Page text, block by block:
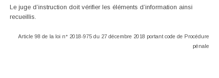
Le juge d’instruction doit vérifier les éléments d’information ainsi
recueillis.
Article 98 de la loi n° 2018-975 du 27 décembre 2018 portant code de Procédure
pénale